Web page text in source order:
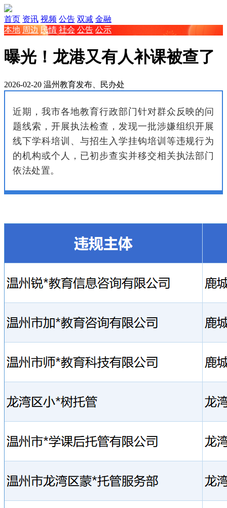
首页 资讯 视频 公告 双减 金融
本地 周边 民情 社会 公告 公示
曝光！龙港又有人补课被查了
2026-02-20 温州教育发布、民办处
近期，我市各地教育行政部门针对群众反映的问
题线索，开展执法检查，发现一批涉嫌组织开展
线下学科培训、与招生入学挂钩培训等违规行为
的机构或个人，已初步查实并移交相关执法部门
依法处置。